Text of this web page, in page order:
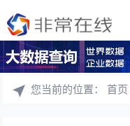
您当前的位置：首页